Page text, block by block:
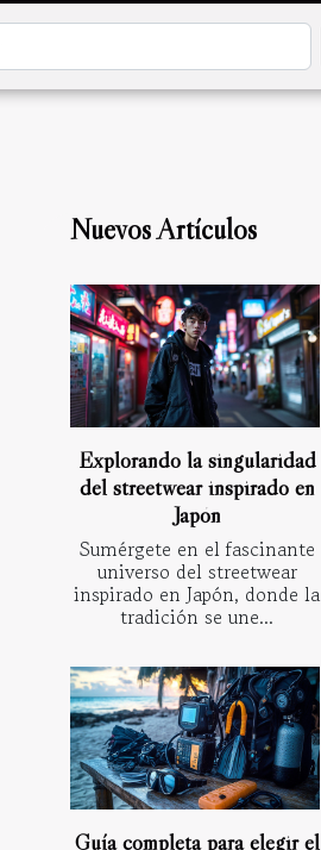
Nuevos Artículos
Explorando la singularidad
del streetwear inspirado en
Japón
Sumérgete en el fascinante
universo del streetwear
inspirado en Japón, donde la
tradición se une...
Guía completa para elegir el